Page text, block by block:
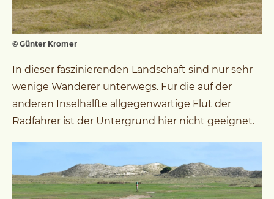
© Günter Kromer
In dieser faszinierenden Landschaft sind nur sehr
wenige Wanderer unterwegs. Für die auf der
anderen Inselhälfte allgegenwärtige Flut der
Radfahrer ist der Untergrund hier nicht geeignet.